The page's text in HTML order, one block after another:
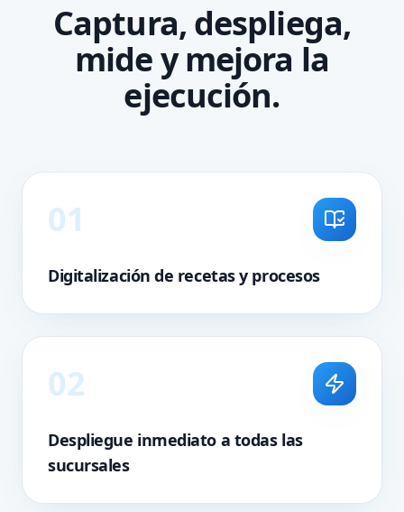
Captura, despliega,
mide y mejora la
ejecución.
01
Digitalización de recetas y procesos
02
Despliegue inmediato a todas las
sucursales